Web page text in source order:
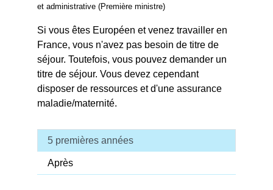
et administrative (Première ministre)
Si vous êtes Européen et venez travailler en
France, vous n'avez pas besoin de titre de
séjour. Toutefois, vous pouvez demander un
titre de séjour. Vous devez cependant
disposer de ressources et d'une assurance
maladie/maternité.
5 premières années
Après